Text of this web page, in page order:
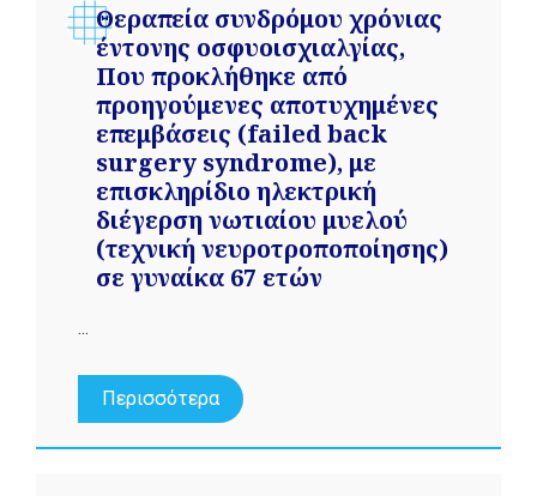
Θεραπεία συνδρόμου χρόνιας
έντονης οσφυοισχιαλγίας,
Που προκλήθηκε από
προηγούμενες αποτυχημένες
επεμβάσεις (failed back
surgery syndrome), με
επισκληρίδιο ηλεκτρική
διέγερση νωτιαίου μυελού
(τεχνική νευροτροποποίησης)
σε γυναίκα 67 ετών
...
Περισσότερα